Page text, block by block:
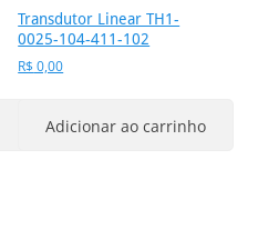
Transdutor Linear TH1-
0025-104-411-102
R$ 0,00
Adicionar ao carrinho